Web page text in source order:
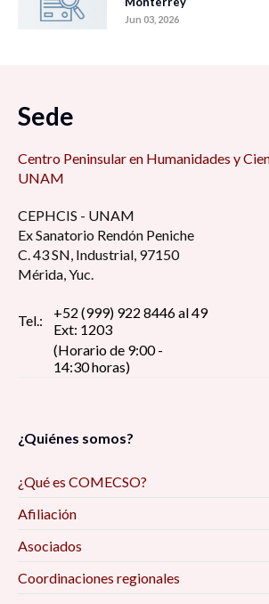
Jun 03, 2026
Sede
Centro Peninsular en Humanidades y
UNAM
CEPHCIS - UNAM
Ex Sanatorio Rendón Peniche
C. 43 SN, Industrial, 97150
Mérida, Yuc.
Tel.:
+52 (999) 922 8446 al 49
Ext: 1203
(Horario de 9:00 -
14:30 horas)
¿Quiénes somos?
¿Qué es COMECSO?
Afiliación
Asociados
Coordinaciones regionales